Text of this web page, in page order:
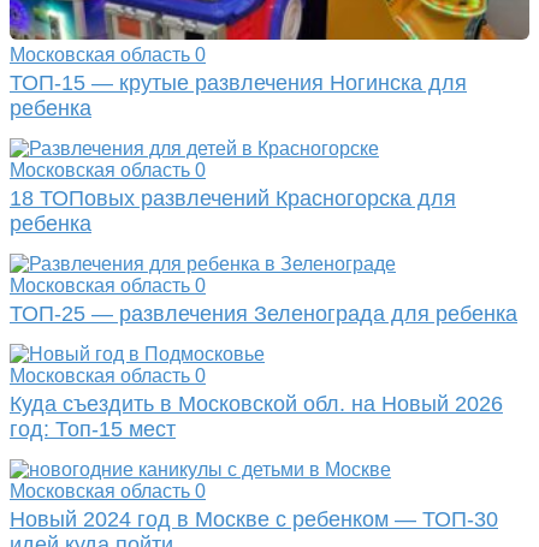
Московская область 0
ТОП-15 — крутые развлечения Ногинска для
ребенка
Московская область 0
18 ТОПовых развлечений Красногорска для
ребенка
Московская область 0
ТОП-25 — развлечения Зеленограда для ребенка
Московская область 0
Куда съездить в Московской обл. на Новый 2026
год: Топ-15 мест
Московская область 0
Новый 2024 год в Москве с ребенком — ТОП-30